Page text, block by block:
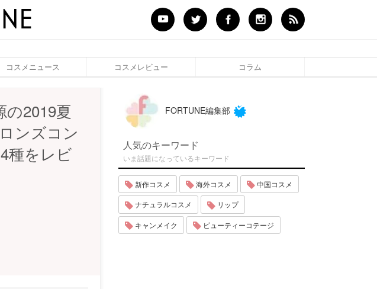
コスメニュース コスメレビュー コラム
の2019夏
ンズコン
種をレビ
FORTUNE編集部
人気のキーワード
いま話題になっているキーワード
新作コスメ 海外コスメ 中国コスメ
ナチュラルコスメ リップ
キャンメイク ビューティーコテージ